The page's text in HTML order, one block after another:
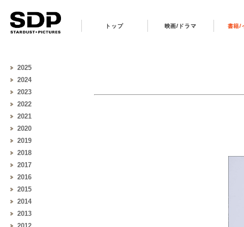
トップ 映画/ドラマ 書籍/
2025
2024
2023
2022
2021
2020
2019
2018
2017
2016
2015
2014
2013